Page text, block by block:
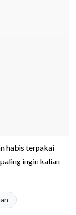
habis terpakai
ingin kalian